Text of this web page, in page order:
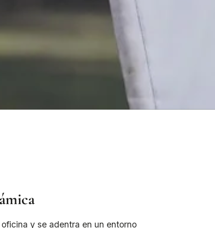
y se adentra en un entorno